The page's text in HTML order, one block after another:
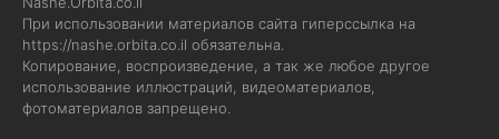
При использовании материалов сайта гиперссылка на
https://nashe.orbita.co.il обязательна.
Копирование, воспроизведение, а так же любое другое
использование иллюстраций, видеоматериалов,
фотоматериалов запрещено.